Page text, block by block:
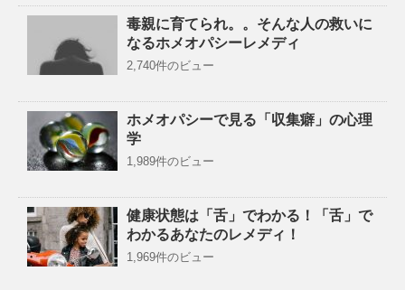
毒親に育てられ。。そんな人の救いに
なるホメオパシーレメディ
2,740件のビュー
ホメオパシーで見る「収集癖」の心理
学
1,989件のビュー
健康状態は「舌」でわかる！「舌」で
わかるあなたのレメディ！
1,969件のビュー